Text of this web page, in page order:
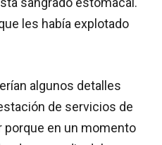
les había explotado
algunos detalles
de servicios de
porque en un momento